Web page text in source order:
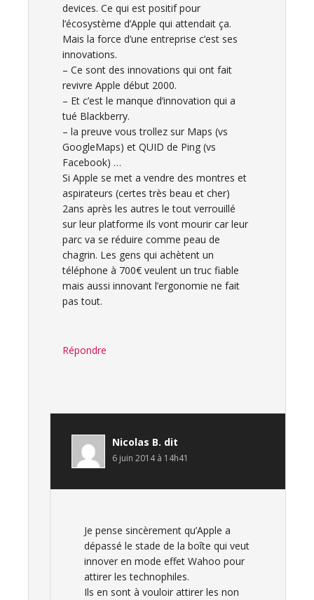
devices. Ce qui est positif pour
l’écosystème d’Apple qui attendait ça.
Mais la force d’une entreprise c’est ses
innovations.
– Ce sont des innovations qui ont fait
revivre Apple début 2000.
– Et c’est le manque d’innovation qui a
tué Blackberry.
– la preuve vous trollez sur Maps (vs
GoogleMaps) et QUID de Ping (vs
Facebook) …
Si Apple se met a vendre des montres et
aspirateurs (certes très beau et cher)
2ans après les autres le tout verrouillé
sur leur platforme ils vont mourir car leur
parc va se réduire comme peau de
chagrin. Les gens qui achètent un
téléphone à 700€ veulent un truc fiable
mais aussi innovant l’ergonomie ne fait
pas tout.
Répondre
Nicolas B. dit
6 juin 2014 à 14h41
Je pense sincèrement qu’Apple a
dépassé le stade de la boîte qui veut
innover en mode effet Wahoo pour
attirer les technophiles.
Ils en sont à vouloir attirer les non